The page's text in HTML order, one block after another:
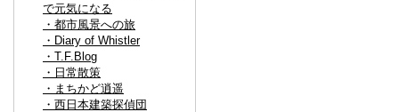
で元気になる
・都市風景への旅
・Diary of Whistler
・T.F.Blog
・日常散策
・まちかど逍遥
・西日本建築探偵団